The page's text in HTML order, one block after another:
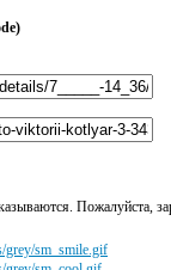
Пожалуйста,